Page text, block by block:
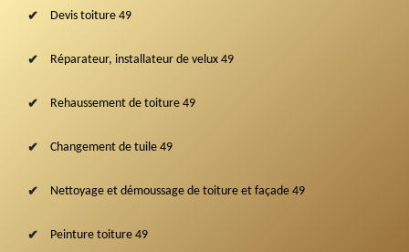
Devis toiture 49
Réparateur, installateur de velux 49
Rehaussement de toiture 49
Changement de tuile 49
Nettoyage et démoussage de toiture et façade 49
Peinture toiture 49